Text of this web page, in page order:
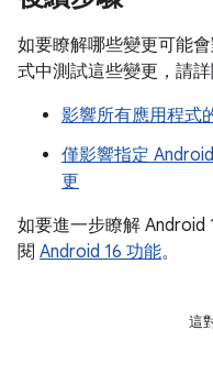
如要瞭解哪些變更可能
式中測試這些變更，請詳
影響所有應用程式
僅影響指定
更
如要進一步瞭解 Android
閱 Android 16 功能。
這